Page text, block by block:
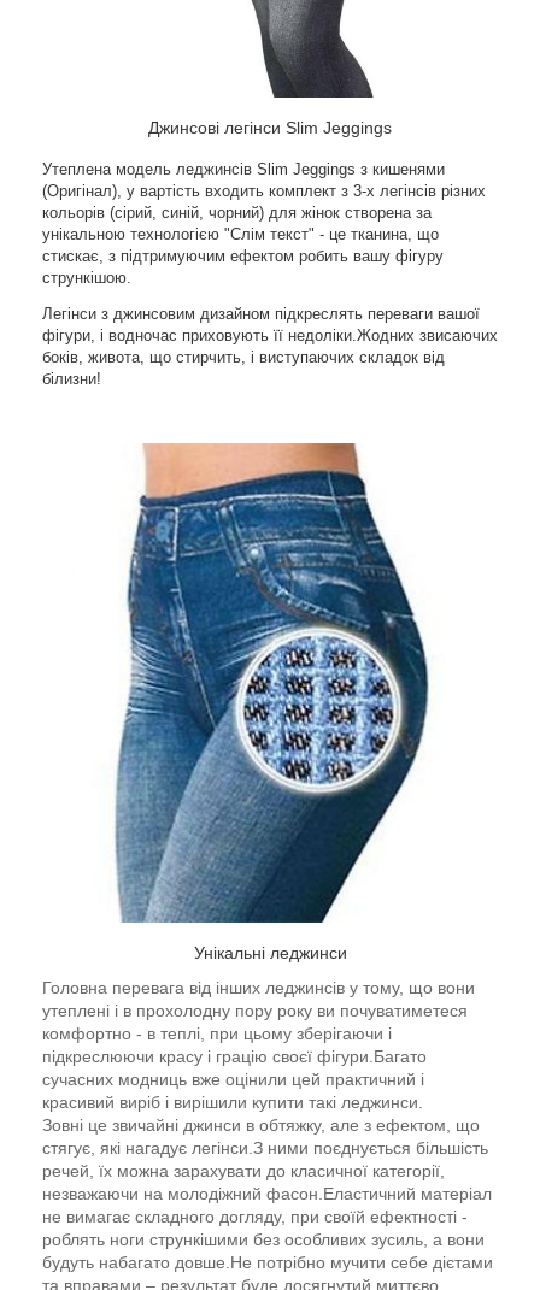
Джинсові легінси Slim Jeggings
Утеплена модель леджинсів Slim Jeggings з кишенями
(Оригінал), у вартість входить комплект з 3-х легінсів різних
кольорів (сірий, синій, чорний) для жінок створена за
унікальною технологією "Слім текст" - це тканина, що
стискає, з підтримуючим ефектом робить вашу фігуру
стрункішою.
Легінси з джинсовим дизайном підкреслять переваги вашої
фігури, і водночас приховують її недоліки.Жодних звисаючих
боків, живота, що стирчить, і виступаючих складок від
білизни!
Унікальні леджинси
Головна перевага від інших леджинсів у тому, що вони
утеплені і в прохолодну пору року ви почуватиметеся
комфортно - в теплі, при цьому зберігаючи і
підкреслюючи красу і грацію своєї фігури.Багато
сучасних модниць вже оцінили цей практичний і
красивий виріб і вирішили купити такі леджинси.
Зовні це звичайні джинси в обтяжку, але з ефектом, що
стягує, які нагадує легінси.З ними поєднується більшість
речей, їх можна зарахувати до класичної категорії,
незважаючи на молодіжний фасон.Еластичний матеріал
не вимагає складного догляду, при своїй ефектності -
роблять ноги стрункішими без особливих зусиль, а вони
будуть набагато довше.Не потрібно мучити себе дієтами
та вправами – результат буде досягнутий миттєво.